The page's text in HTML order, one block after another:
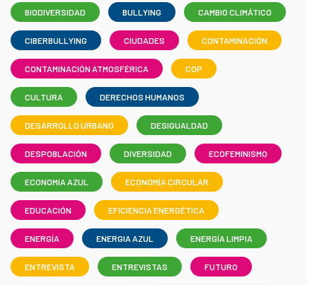
BIODIVERSIDAD BULLYING CAMBIO CLIMÁTICO
CIBERBULLYING CIUDADES CONTAMINACIÓN
CONTAMINACIÓN ATMOSFÉRICA COP
CULTURA DERECHOS HUMANOS
DESARROLLO URBANO DESIGUALDAD
DESPOBLACIÓN DIVERSIDAD ECOFEMINISMO
ECONOMIA AZUL ECONOMÍA CIRCULAR
EDUCACIÓN EFICIENCIA ENERGÉTICA
ENERGÍA ENERGIA AZUL ENERGÍA LIMPIA
ENTREVISTA ENTREVISTAS FUTURO